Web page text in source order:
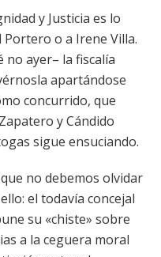
y Justicia es lo
o a Irene Villa.
no ayer– la fiscalía
apartándose
concurrido, que
y Cándido
sigue ensuciando.
no debemos olvidar
el todavía concejal
su «chiste» sobre
a la ceguera moral